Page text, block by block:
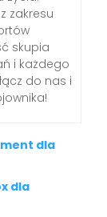
zakresu
skupia
i każdego
do nas i
dla
dla